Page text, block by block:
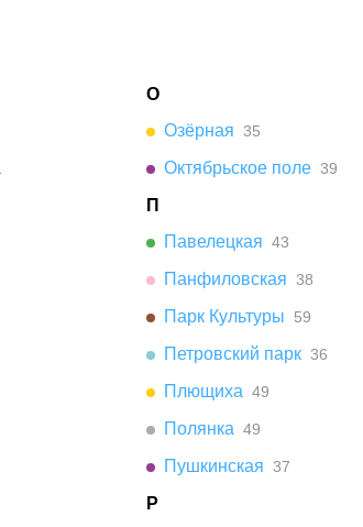
О
Озёрная 35
Октябрьское поле 39
П
Павелецкая 43
Панфиловская 38
Парк Культуры 59
Петровский парк 36
Плющиха 49
Полянка 49
Пушкинская 37
Р